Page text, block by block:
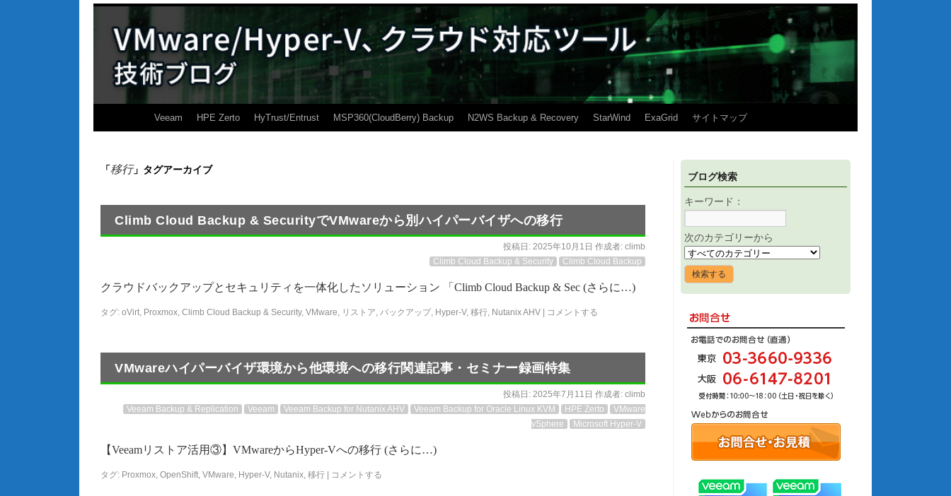
Veeam HPE Zerto HyTrust/Entrust MSP360(CloudBerry) Backup N2WS Backup & Recovery StarWind ExaGrid サイトマップ
「移行」タグアーカイブ
Climb Cloud Backup & SecurityでVMwareから別ハイパーバイザへの移行
投稿日: 2025年10月1日 作成者: climb
Climb Cloud Backup & Security
Climb Cloud Backup
クラウドバックアップとセキュリティを一体化したソリューション 「Climb Cloud Backup & Sec (さらに…)
タグ: oVirt, Proxmox, Climb Cloud Backup & Security, VMware, リストア, バックアップ, Hyper-V, 移行, Nutanix AHV | コメントする
VMwareハイパーバイザ環境から他環境への移行関連記事・セミナー録画特集
投稿日: 2025年7月11日 作成者: climb
Veeam Backup & Replication
Veeam Veeam Backup for Nutanix AHV Veeam Backup for Oracle Linux KVM HPE Zerto
VMware
vSphere
Microsoft Hyper-V
【Veeamリストア活用③】VMwareからHyper-Vへの移行 (さらに…)
タグ: Proxmox, OpenShift, VMware, Hyper-V, Nutanix, 移行 | コメントする
ブログ検索
キーワード：
次のカテゴリーから